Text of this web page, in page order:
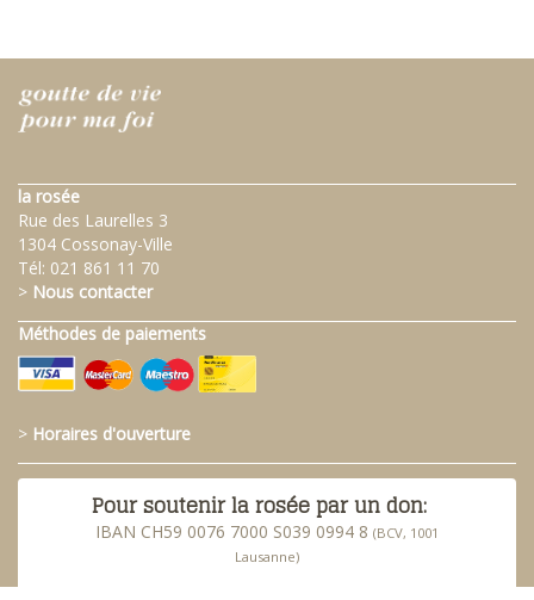
la rosée
Rue des Laurelles 3
1304 Cossonay-Ville
Tél: 021 861 11 70
> Nous contacter
Méthodes de paiements
> Horaires d'ouverture
Pour soutenir la rosée par un don:
IBAN CH59 0076 7000 S039 0994 8 (BCV, 1001
Lausanne)